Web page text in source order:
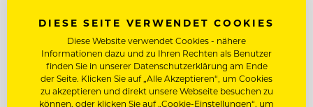
DIESE SEITE VERWENDET COOKIES
Diese Website verwendet Cookies - nähere
Informationen dazu und zu Ihren Rechten als Benutzer
finden Sie in unserer Datenschutzerklärung am Ende
der Seite. Klicken Sie auf „Alle Akzeptieren“, um Cookies
zu akzeptieren und direkt unsere Webseite besuchen zu
können, oder klicken Sie auf „Cookie-Einstellungen“, um